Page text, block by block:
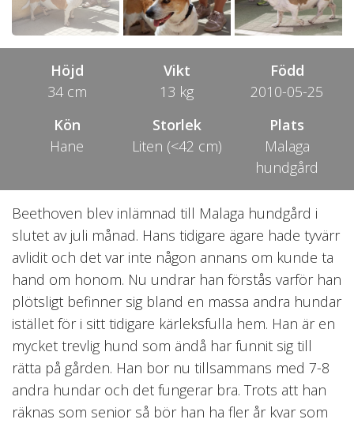
Höjd
34 cm
Vikt
13 kg
Född
2010-05-25
Kön
Hane
Storlek
Liten (<42 cm)
Plats
Malaga
hundgård
Beethoven blev inlämnad till Malaga hundgård i
slutet av juli månad. Hans tidigare ägare hade tyvärr
avlidit och det var inte någon annans om kunde ta
hand om honom. Nu undrar han förstås varför han
plötsligt befinner sig bland en massa andra hundar
istället för i sitt tidigare kärleksfulla hem. Han är en
mycket trevlig hund som ändå har funnit sig till
rätta på gården. Han bor nu tillsammans med 7-8
andra hundar och det fungerar bra. Trots att han
räknas som senior så bör han ha fler år kvar som